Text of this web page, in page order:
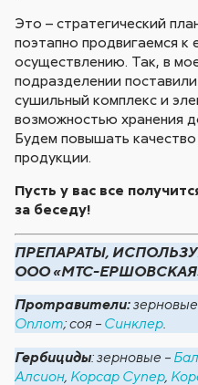
Это – стратегический
поэтапно продвигаемся к
осуществлению. Так, в
подразделении
сушильный комплекс и
возможностью хранения
Будем повышать
продукции.
Пусть у вас все
за беседу!
ПРЕПАРАТЫ,
ООО «МТС-
Протравители:
Оплот; соя – Синклер
Гербициды: зерновые –
Алсион, Корсар Супер,